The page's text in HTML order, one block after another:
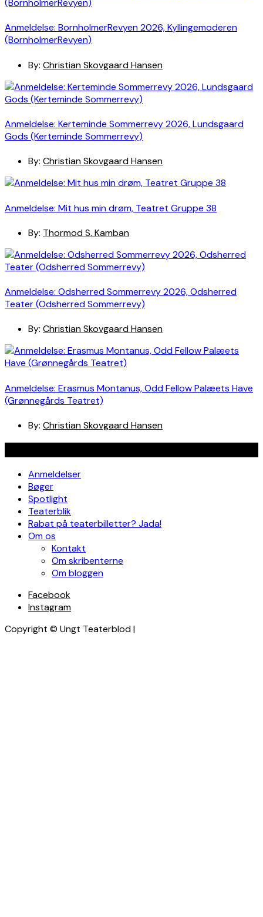
Anmeldelse: BornholmerRevyen 2026, Kyllingemoderen
(BornholmerRevyen)
By: Christian Skovgaard Hansen
Anmeldelse: Kerteminde Sommerrevy 2026, Lundsgaard
Gods (Kerteminde Sommerrevy)
By: Christian Skovgaard Hansen
Anmeldelse: Mit hus min drøm, Teatret Gruppe 38
By: Thormod S. Kamban
Anmeldelse: Odsherred Sommerrevy 2026, Odsherred
Teater (Odsherred Sommerrevy)
By: Christian Skovgaard Hansen
Anmeldelse: Erasmus Montanus, Odd Fellow Palæets Have
(Grønnegårds Teatret)
By: Christian Skovgaard Hansen
Anmeldelser
Bøger
Spotlight
Teaterblik
Rabat på teaterbilletter? Jada!
Om os
Kontakt
Om skribenterne
Om bloggen
Facebook
Instagram
Copyright © Ungt Teaterblod |